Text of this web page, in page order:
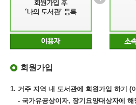
회원가입
1. 거주 지역 내 도서관에 회원가입 하기 (
- 국가유공상이자, 장기요양대상자에